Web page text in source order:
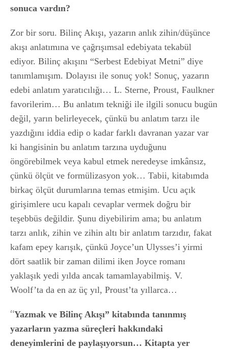
sonuca vardın?
Zor bir soru. Bilinç Akışı, yazarın anlık zihin/düşünce
akışı anlatımına ve çağrışımsal edebiyata tekabül
ediyor. Bilinç akışını “Serbest Edebiyat Metni” diye
tanımlamışım. Dolayısı ile sonuç yok! Sonuç, yazarın
edebi anlatım yaratıcılığı… L. Sterne, Proust, Faulkner
favorilerim… Bu anlatım tekniği ile ilgili sonucu bugün
değil, yarın belirleyecek, çünkü bu anlatım tarzı ile
yazdığını iddia edip o kadar farklı davranan yazar var
ki hangisinin bu anlatım tarzına uyduğunu
öngörebilmek veya kabul etmek neredeyse imkânsız,
çünkü ölçüt ve formülizasyon yok… Tabii, kitabımda
birkaç ölçüt durumlarına temas etmişim. Ucu açık
girişimlere ucu kapalı cevaplar vermek doğru bir
teşebbüs değildir. Şunu diyebilirim ama; bu anlatım
tarzı anlık, zihin ve zihin altı bir anlatım tarzıdır, fakat
kafam epey karışık, çünkü Joyce’un Ulysses’i yirmi
dört saatlik bir zaman dilimi iken Joyce romanı
yaklaşık yedi yılda ancak tamamlayabilmiş. V.
Woolf’ta da en az üç yıl, Proust’ta yıllarca…
“Yazmak ve Bilinç Akışı” kitabında tanınmış
yazarların yazma süreçleri hakkındaki
deneyimlerini de paylaşıyorsun… Kitapta yer